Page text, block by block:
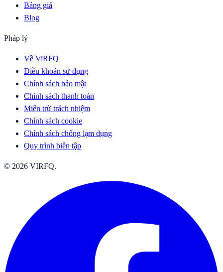
Bảng giá
Blog
Pháp lý
Về ViRFQ
Điều khoản sử dụng
Chính sách bảo mật
Chính sách thanh toán
Miễn trừ trách nhiệm
Chính sách cookie
Chính sách chống lạm dụng
Quy trình biên tập
© 2026 VIRFQ.